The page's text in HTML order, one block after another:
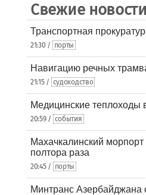
Свежие новости
Транспортная
21:30 / порты
Навигацию речных
21:15 / судоходство
Медицинские теплоходы
20:59 / события
Махачкалинский
полтора раза
20:45 / порты
Минтранс Азербайджана